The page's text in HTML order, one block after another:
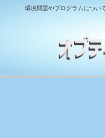
環境問題やプログラムについ